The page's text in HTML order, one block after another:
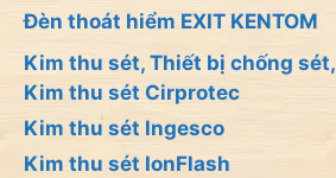
Đèn thoát hiểm EXIT KENTOM
Kim thu sét, Thiết bị chống sét,
Kim thu sét Cirprotec
Kim thu sét Ingesco
Kim thu sét IonFlash